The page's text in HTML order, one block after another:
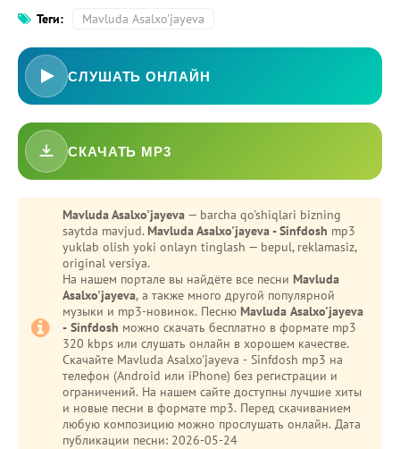
Теги: Mavluda Asalxo'jayeva
СЛУШАТЬ ОНЛАЙН
СКАЧАТЬ MP3
Mavluda Asalxo'jayeva — barcha qo'shiqlari bizning
saytda mavjud. Mavluda Asalxo'jayeva - Sinfdosh mp3
yuklab olish yoki onlayn tinglash — bepul, reklamasiz,
original versiya.
На нашем портале вы найдёте все песни Mavluda
Asalxo'jayeva, а также много другой популярной
музыки и mp3-новинок. Песню Mavluda Asalxo'jayeva
- Sinfdosh можно скачать бесплатно в формате mp3
320 kbps или слушать онлайн в хорошем качестве.
Скачайте Mavluda Asalxo'jayeva - Sinfdosh mp3 на
телефон (Android или iPhone) без регистрации и
ограничений. На нашем сайте доступны лучшие хиты
и новые песни в формате mp3. Перед скачиванием
любую композицию можно прослушать онлайн. Дата
публикации песни: 2026-05-24
Bezori
Oshiq edim